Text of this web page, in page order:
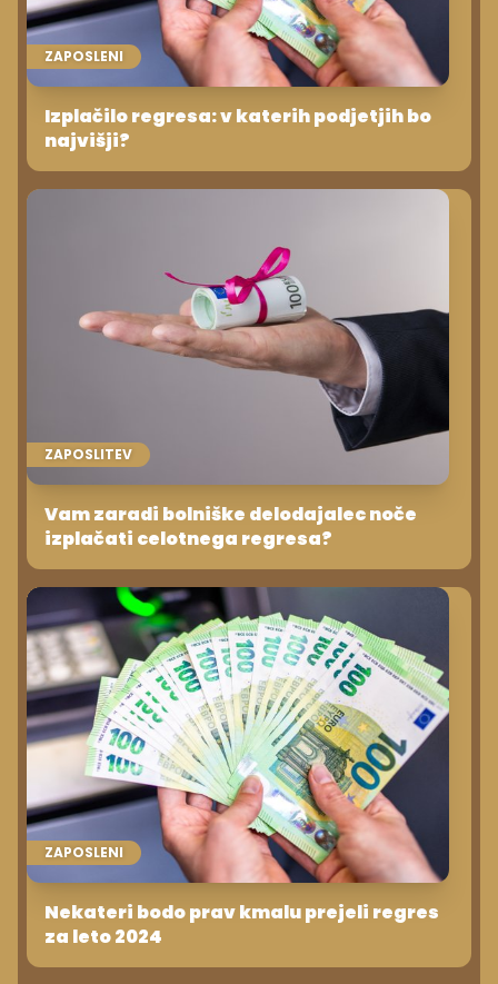
ZAPOSLENI
Izplačilo regresa: v katerih podjetjih bo
najvišji?
ZAPOSLITEV
Vam zaradi bolniške delodajalec noče
izplačati celotnega regresa?
ZAPOSLENI
Nekateri bodo prav kmalu prejeli regres
za leto 2024